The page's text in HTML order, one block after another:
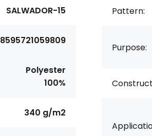
SALWADOR-15
8595721059809
Polyester
100%
340 g/m2
Pattern:
Purpose: